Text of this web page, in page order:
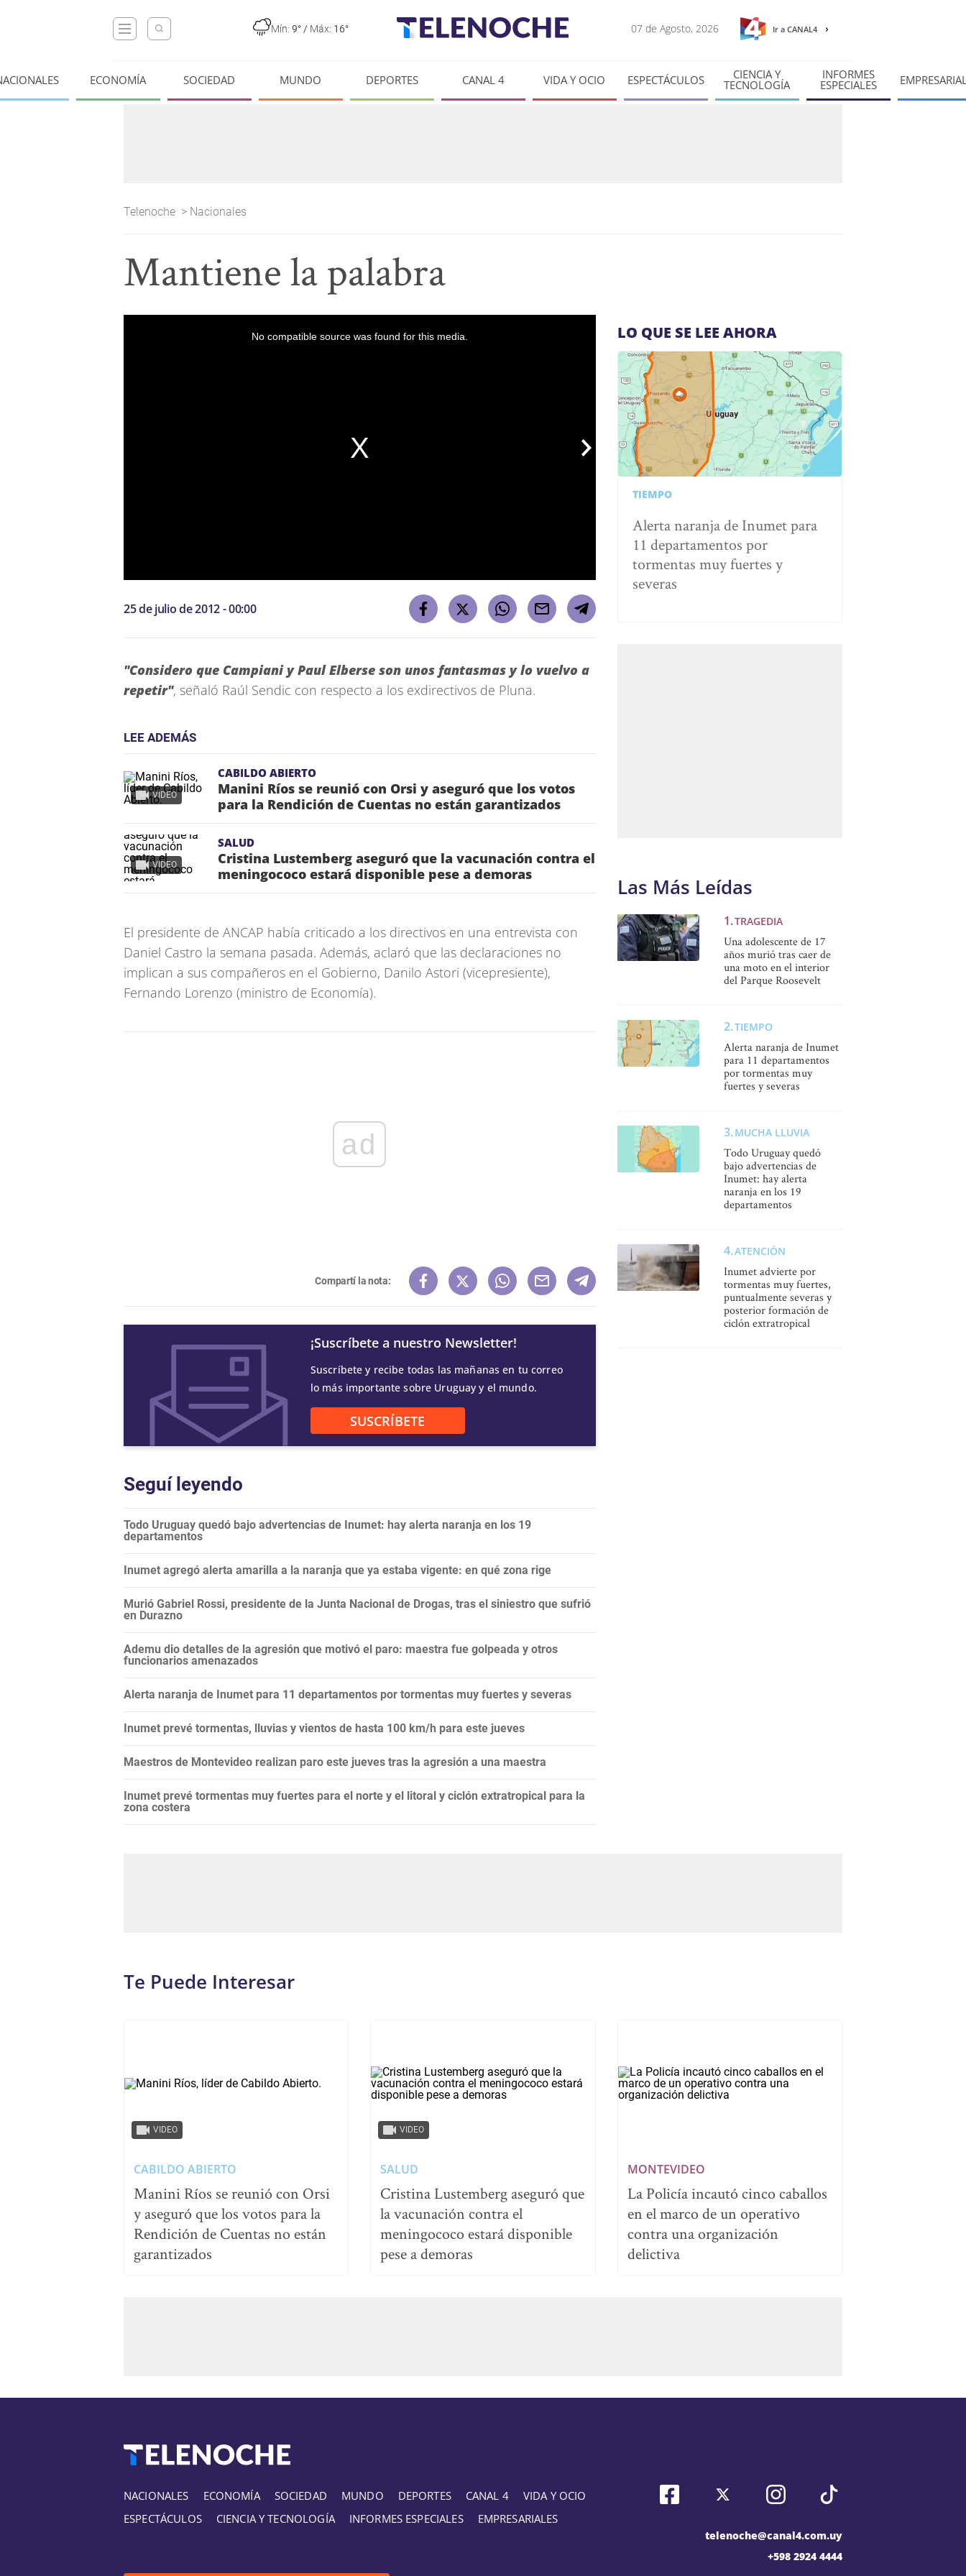
Mín: 9° / Máx: 16° 07 de Agosto, 2026 Ir a CANAL4
ECONOMÍA SOCIEDAD MUNDO DEPORTES CANAL 4 VIDA Y OCIO ESPECTÁCULOS CIENCIA Y
TECNOLOGÍA
INFORMES
ESPECIALES
Telenoche > Nacionales
Mantiene la palabra
No compatible source was found for this media.
25 de julio de 2012 - 00:00
"Considero que Campiani y Paul Elberse son unos fantasmas y lo vuelvo a
repetir", señaló Raúl Sendic con respecto a los exdirectivos de Pluna.
LEE ADEMÁS
VIDEO
CABILDO ABIERTO
Manini Ríos se reunió con Orsi y aseguró que los votos
para la Rendición de Cuentas no están garantizados
VIDEO
SALUD
Cristina Lustemberg aseguró que la vacunación contra el
meningococo estará disponible pese a demoras
El presidente de ANCAP había criticado a los directivos en una entrevista con
Daniel Castro la semana pasada. Además, aclaró que las declaraciones no
implican a sus compañeros en el Gobierno, Danilo Astori (vicepresiente),
Fernando Lorenzo (ministro de Economía).
ad
Compartí la nota:
¡Suscríbete a nuestro Newsletter!
Suscríbete y recibe todas las mañanas en tu correo
lo más importante sobre Uruguay y el mundo.
SUSCRÍBETE
Seguí leyendo
Todo Uruguay quedó bajo advertencias de Inumet: hay alerta naranja en los 19
departamentos
Inumet agregó alerta amarilla a la naranja que ya estaba vigente: en qué zona rige
Murió Gabriel Rossi, presidente de la Junta Nacional de Drogas, tras el siniestro que sufrió
en Durazno
Ademu dio detalles de la agresión que motivó el paro: maestra fue golpeada y otros
funcionarios amenazados
Alerta naranja de Inumet para 11 departamentos por tormentas muy fuertes y severas
Inumet prevé tormentas, lluvias y vientos de hasta 100 km/h para este jueves
Maestros de Montevideo realizan paro este jueves tras la agresión a una maestra
Inumet prevé tormentas muy fuertes para el norte y el litoral y ciclón extratropical para la
zona costera
LO QUE SE LEE AHORA
TIEMPO
Alerta naranja de Inumet para
11 departamentos por
tormentas muy fuertes y
severas
Las Más Leídas
TRAGEDIA
Una adolescente de 17
años murió tras caer de
una moto en el interior
del Parque Roosevelt
TIEMPO
Alerta naranja de Inumet
para 11 departamentos
por tormentas muy
fuertes y severas
MUCHA LLUVIA
Todo Uruguay quedó
bajo advertencias de
Inumet: hay alerta
naranja en los 19
departamentos
ATENCIÓN
Inumet advierte por
tormentas muy fuertes,
puntualmente severas y
posterior formación de
ciclón extratropical
Te Puede Interesar
VIDEO
CABILDO ABIERTO
Manini Ríos se reunió con Orsi
y aseguró que los votos para la
Rendición de Cuentas no están
garantizados
VIDEO
SALUD
Cristina Lustemberg aseguró que
la vacunación contra el
meningococo estará disponible
pese a demoras
MONTEVIDEO
La Policía incautó cinco caballos
en el marco de un operativo
contra una organización
delictiva
NACIONALES ECONOMÍA SOCIEDAD MUNDO DEPORTES CANAL 4
VIDA Y OCIO
ESPECTÁCULOS
CIENCIA Y TECNOLOGÍA INFORMES ESPECIALES EMPRESARIALES
telenoche@canal4.com.uy
+598 2924 4444